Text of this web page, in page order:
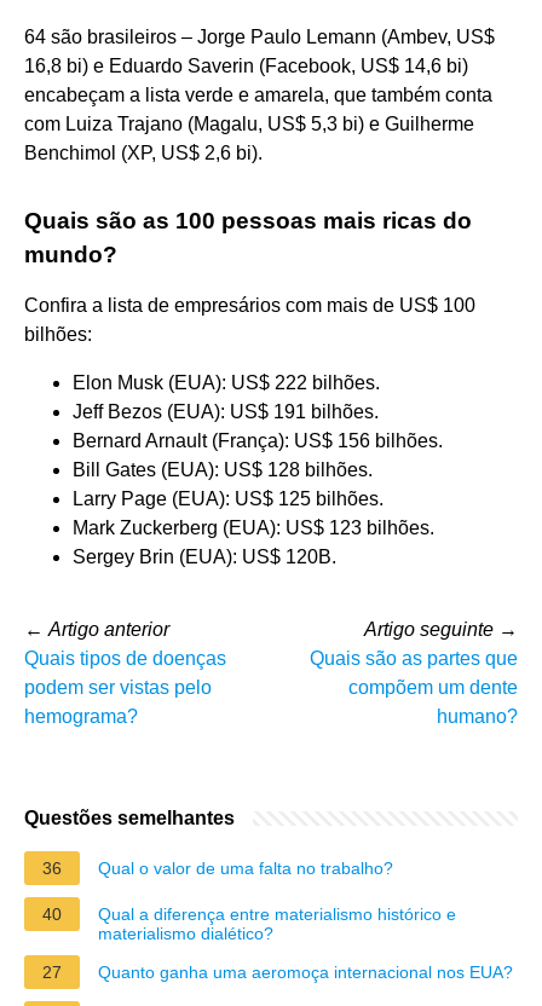
64 são brasileiros – Jorge Paulo Lemann (Ambev, US$
16,8 bi) e Eduardo Saverin (Facebook, US$ 14,6 bi)
encabeçam a lista verde e amarela, que também conta
com Luiza Trajano (Magalu, US$ 5,3 bi) e Guilherme
Benchimol (XP, US$ 2,6 bi).
Quais são as 100 pessoas mais ricas do
mundo?
Confira a lista de empresários com mais de US$ 100
bilhões:
Elon Musk (EUA): US$ 222 bilhões.
Jeff Bezos (EUA): US$ 191 bilhões.
Bernard Arnault (França): US$ 156 bilhões.
Bill Gates (EUA): US$ 128 bilhões.
Larry Page (EUA): US$ 125 bilhões.
Mark Zuckerberg (EUA): US$ 123 bilhões.
Sergey Brin (EUA): US$ 120B.
← Artigo anterior
Quais tipos de doenças
podem ser vistas pelo
hemograma?
Artigo seguinte →
Quais são as partes que
compõem um dente
humano?
Questões semelhantes
36 Qual o valor de uma falta no trabalho?
40
Qual a diferença entre materialismo histórico e
materialismo dialético?
27
Quanto ganha uma aeromoça internacional nos EUA?